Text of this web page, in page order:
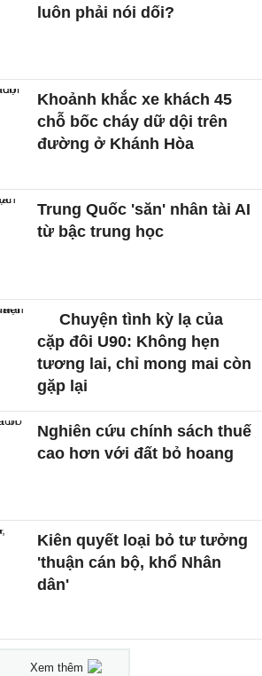
luôn phải nói dối?
Khoảnh khắc xe khách 45
chỗ bốc cháy dữ dội trên
đường ở Khánh Hòa
Trung Quốc 'săn' nhân tài AI
từ bậc trung học
Chuyện tình kỳ lạ của
cặp đôi U90: Không hẹn
tương lai, chỉ mong mai còn
gặp lại
Nghiên cứu chính sách thuế
cao hơn với đất bỏ hoang
Kiên quyết loại bỏ tư tưởng
'thuận cán bộ, khổ Nhân
dân'
Xem thêm